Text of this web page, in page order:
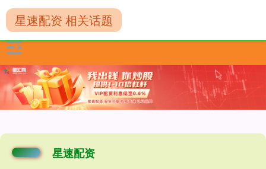
星速配资
星速配资 相关话题